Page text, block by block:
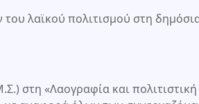
λαϊκού πολιτισμού στη
«Λαογραφία και πολιτιστική